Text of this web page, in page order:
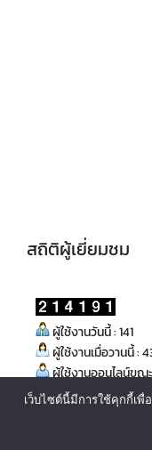
สถิติผู้เยี่ยมชม
ผู้ใช้งานวันนี้ : 141
ผู้ใช้งานเมื่อวานนี้ :
ผู้ใช้งานออนไลน์ขณ
เว็บไซต์นี้มีการใช้คุกกี้เพื่